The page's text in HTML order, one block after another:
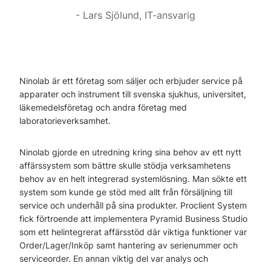
Lars Sjölund, IT-ansvarig
Ninolab är ett företag som säljer och erbjuder service på
apparater och instrument till svenska sjukhus, universitet,
läkemedelsföretag och andra företag med
laboratorieverksamhet.
Ninolab gjorde en utredning kring sina behov av ett nytt
affärssystem som bättre skulle stödja verksamhetens
behov av en helt integrerad systemlösning. Man sökte ett
system som kunde ge stöd med allt från försäljning till
service och underhåll på sina produkter. Proclient System
fick förtroende att implementera Pyramid Business Studio
som ett helintegrerat affärsstöd där viktiga funktioner var
Order/Lager/Inköp samt hantering av serienummer och
serviceorder. En annan viktig del var analys och